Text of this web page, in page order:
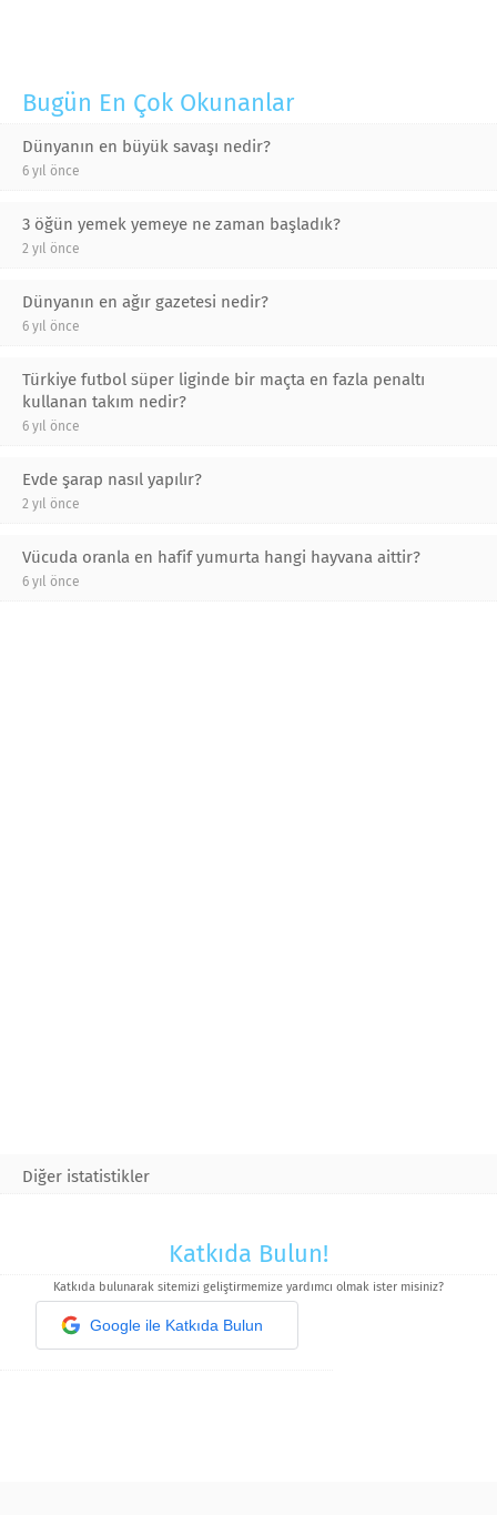
Bugün En Çok Okunanlar
Dünyanın en büyük savaşı nedir?
6 yıl önce
3 öğün yemek yemeye ne zaman başladık?
2 yıl önce
Dünyanın en ağır gazetesi nedir?
6 yıl önce
Türkiye futbol süper liginde bir maçta en fazla penaltı
kullanan takım nedir?
6 yıl önce
Evde şarap nasıl yapılır?
2 yıl önce
Vücuda oranla en hafif yumurta hangi hayvana aittir?
6 yıl önce
Diğer istatistikler
Katkıda Bulun!
Katkıda bulunarak sitemizi geliştirmemize yardımcı olmak ister misiniz?
Google ile Katkıda Bulun